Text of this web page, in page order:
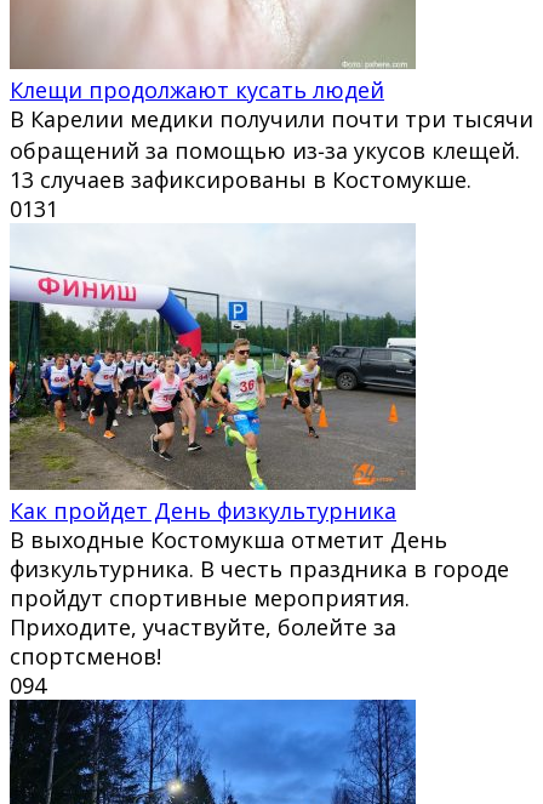
Клещи продолжают кусать людей
В Карелии медики получили почти три тысячи
обращений за помощью из‑за укусов клещей.
13 случаев зафиксированы в Костомукше.
0131
Как пройдет День физкультурника
В выходные Костомукша отметит День
физкультурника. В честь праздника в городе
пройдут спортивные мероприятия.
Приходите, участвуйте, болейте за
спортсменов!
094